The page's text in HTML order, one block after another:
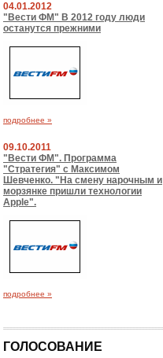
04.01.2012
"Вести ФМ" В 2012 году люди
останутся прежними
подробнее »
09.10.2011
"Вести ФМ". Программа
"Стратегия" с Максимом
Шевченко. "На смену нарочным и
морзянке пришли технологии
Apple".
подробнее »
ГОЛОСОВАНИЕ